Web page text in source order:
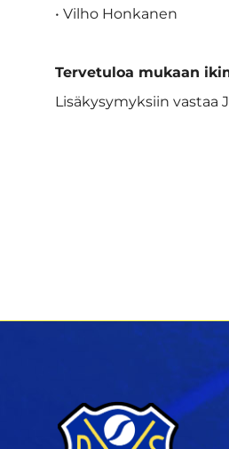
• Vilho Honkanen
Tervetuloa mukaan
Lisäkysymyksiin vastaa